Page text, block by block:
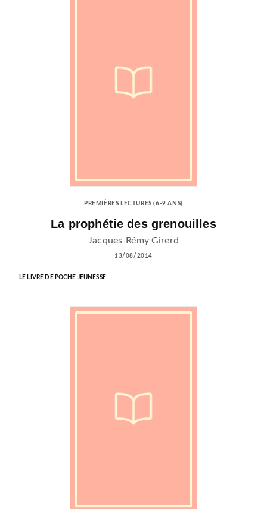
PREMIÈRES LECTURES (6-9 ANS)
La prophétie des grenouilles
Jacques-Rémy Girerd
13/08/2014
LE LIVRE DE POCHE JEUNESSE